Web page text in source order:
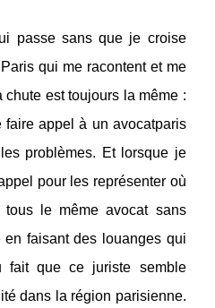
passe sans que je croise
qui me racontent et me
est toujours la même :
faire appel à un avocatparis
problèmes. Et lorsque je
pour les représenter où
le même avocat sans
en faisant des louanges qui
fait que ce juriste semble
dans la région parisienne.